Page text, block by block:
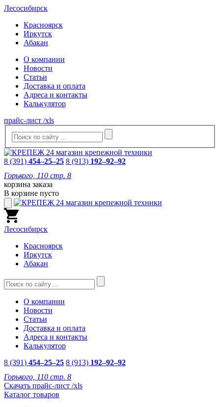
Лесосибирск
Красноярск
Иркутск
Абакан
О компании
Новости
Статьи
Доставка и оплата
Адреса и контакты
Калькулятор
прайс-лист /xls
8 (391) 454–25–25 8 (913) 192–92–92
Горького, 110 стр. 8
корзина заказа
В корзине пусто
Лесосибирск
Красноярск
Иркутск
Абакан
О компании
Новости
Статьи
Доставка и оплата
Адреса и контакты
Калькулятор
8 (391) 454–25–25 8 (913) 192–92–92
Горького, 110 стр. 8
Скачать прайс-лист /xls
Каталог товаров